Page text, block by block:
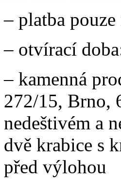
– platba
– otvírací
– kamenná
272/15, Brno,
nedeštivém a
dvě krabice s
před výlohou